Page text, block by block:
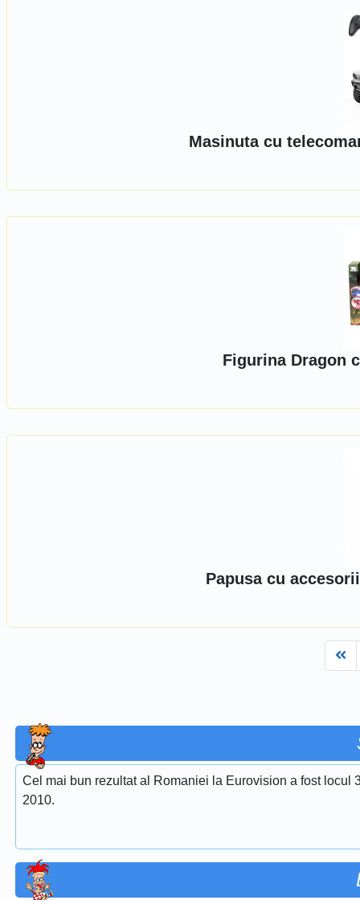
Masinuta cu
Figurina Dragon
Papusa cu
Cel mai bun rezultat al Romaniei la Eurovision a fost
2010.